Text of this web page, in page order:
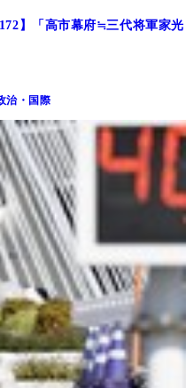
】「高市幕府≒三代将軍家光
治・国際